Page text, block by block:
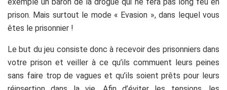
prison. Mais surtout le mode « Evasion », dans lequel vous
êtes le prisonnier !
Le but du jeu consiste donc à recevoir des prisonniers dans
votre prison et veiller à ce qu’ils commuent leurs peines
sans faire trop de vagues et qu’ils soient prêts pour leurs